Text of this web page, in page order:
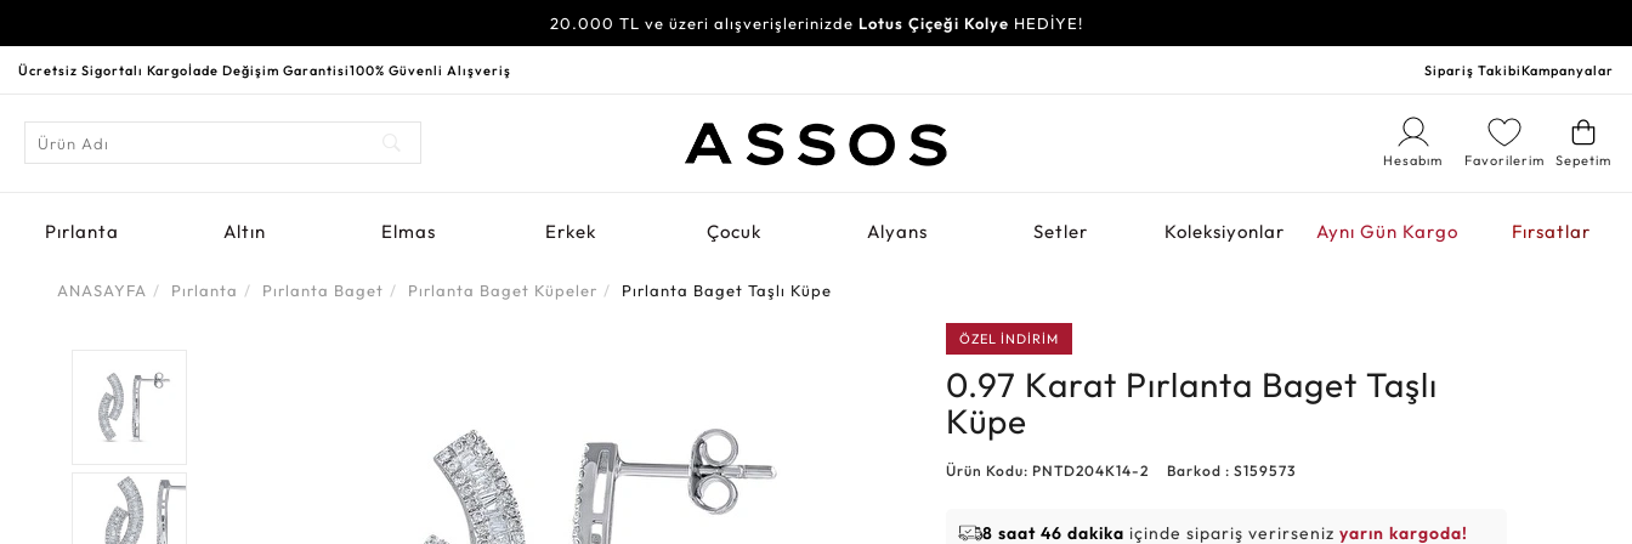
20.000 TL ve üzeri alışverişlerinizde Lotus Çiçeği Kolye HEDİYE!
Ücretsiz Sigortalı Kargoİade Değişim Garantisi100% Güvenli Alışveriş Sipariş TakibiKampanyalar
Sepetim
Favorilerim
Hesabım
Pırlanta Altın Elmas Erkek Çocuk Alyans Setler Koleksiyonlar Aynı Gün Kargo Fırsatlar
ANASAYFA Pırlanta Pırlanta Baget Pırlanta Baget Küpeler Pırlanta Baget Taşlı Küpe
ÖZEL İNDİRİM
0.97 Karat Pırlanta Baget Taşlı
Küpe
Ürün Kodu: PNTD204K14-2 Barkod : S159573
8 saat 46 dakika içinde sipariş verirsenizyarın kargoda!